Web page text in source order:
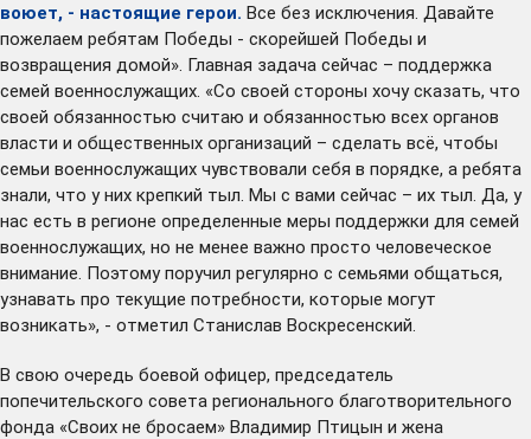
воюет, - настоящие герои. Все без исключения. Давайте
пожелаем ребятам Победы - скорейшей Победы и
возвращения домой». Главная задача сейчас – поддержка
семей военнослужащих. «Со своей стороны хочу сказать, что
своей обязанностью считаю и обязанностью всех органов
власти и общественных организаций – сделать всё, чтобы
семьи военнослужащих чувствовали себя в порядке, а ребята
знали, что у них крепкий тыл. Мы с вами сейчас – их тыл. Да, у
нас есть в регионе определенные меры поддержки для семей
военнослужащих, но не менее важно просто человеческое
внимание. Поэтому поручил регулярно с семьями общаться,
узнавать про текущие потребности, которые могут
возникать», - отметил Станислав Воскресенский.
В свою очередь боевой офицер, председатель
попечительского совета регионального благотворительного
фонда «Своих не бросаем» Владимир Птицын и жена